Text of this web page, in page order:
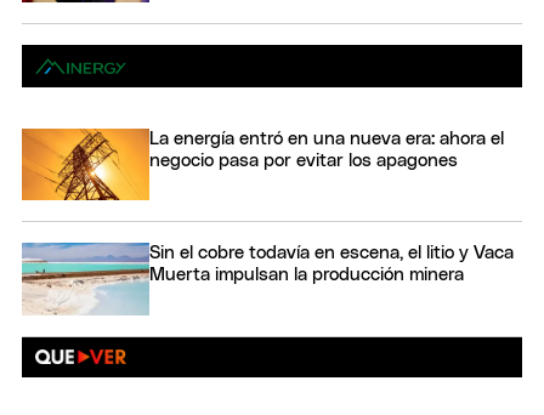
La energía entró en una nueva era: ahora el
negocio pasa por evitar los apagones
Sin el cobre todavía en escena, el litio y Vaca
Muerta impulsan la producción minera